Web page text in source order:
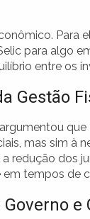
Para
para algo
entre os
Gestão
mas sim à
redução dos
tempos de
Governo